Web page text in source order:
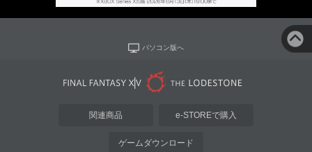
パソコン版へ
関連商品 e-STOREで購入
ゲームダウンロード